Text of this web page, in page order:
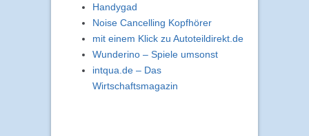
Handygad
Noise Cancelling Kopfhörer
mit einem Klick zu Autoteildirekt.de
Wunderino – Spiele umsonst
intqua.de – Das
Wirtschaftsmagazin